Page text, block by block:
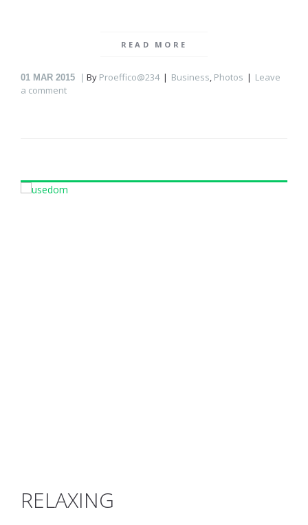
READ MORE
01 MAR 2015 By Proeffico@234 Business, Photos
Leave
a comment
RELAXING